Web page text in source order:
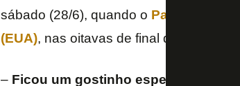
sábado (28/6), quando o Palmeiras
(EUA), nas oitavas de final do
– Ficou um gostinho especial, tanto